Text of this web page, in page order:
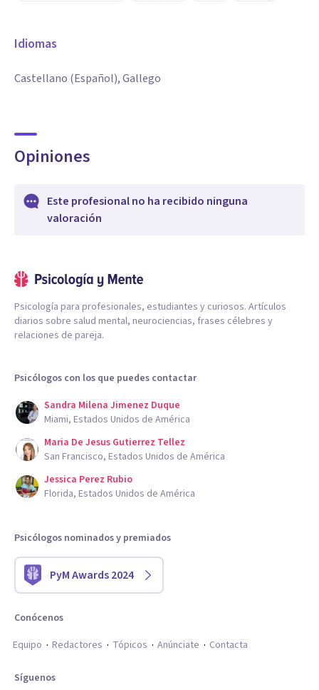
Idiomas
Castellano (Español), Gallego
Opiniones
Este profesional no ha recibido ninguna
valoración
Psicología para profesionales, estudiantes y curiosos. Artículos
diarios sobre salud mental, neurociencias, frases célebres y
relaciones de pareja.
Psicólogos con los que puedes contactar
Sandra Milena Jimenez Duque
Miami, Estados Unidos de América
Maria De Jesus Gutierrez Tellez
San Francisco, Estados Unidos de América
Jessica Perez Rubio
Florida, Estados Unidos de América
Psicólogos nominados y premiados
PyM Awards 2024
Conócenos
Equipo
Redactores Tópicos Anúnciate Contacta
Síguenos